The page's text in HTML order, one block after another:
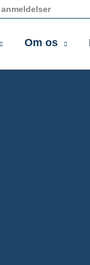
anmeldelser
Om os